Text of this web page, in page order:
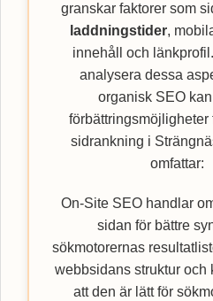
granskar faktorer som
laddningstider,
innehåll och
analysera dessa
organisk SEO
förbättringsmöjligheter
sidrankning i
omfattar:
On-Site SEO handlar
sidan för bättre
sökmotorernas
webbsidans struktur och
att den är lätt för